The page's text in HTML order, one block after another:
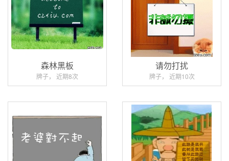
森林黑板
牌子， 近期8次
请勿打扰
牌子， 近期10次